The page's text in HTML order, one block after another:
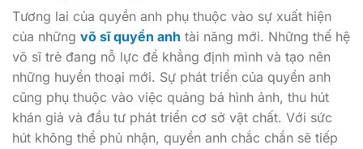
Tương lai của quyền anh phụ thuộc vào sự xuất hiện
của những võ sĩ quyền anh tài năng mới. Những thế hệ
võ sĩ trẻ đang nỗ lực để khẳng định mình và tạo nên
những huyền thoại mới. Sự phát triển của quyền anh
cũng phụ thuộc vào việc quảng bá hình ảnh, thu hút
khán giả và đầu tư phát triển cơ sở vật chất. Với sức
hút không thể phủ nhận, quyền anh chắc chắn sẽ tiếp